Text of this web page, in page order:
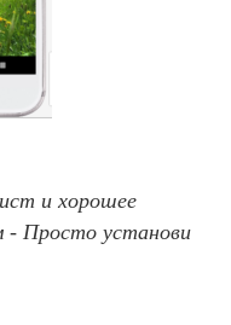
и хорошее
- Просто установи